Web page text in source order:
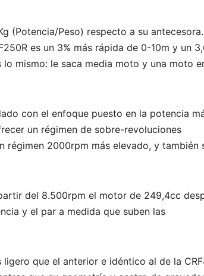
(Potencia/Peso) respecto a su
es un 3% más rápida de 0-10m y un
mismo: le saca media moto y una moto
con el enfoque puesto en la potencia
un régimen de sobre-revoluciones
régimen 2000rpm más elevado, y también
del 8.500rpm el motor de 249,4cc
y el par a medida que suben las
que el anterior e idéntico al de la